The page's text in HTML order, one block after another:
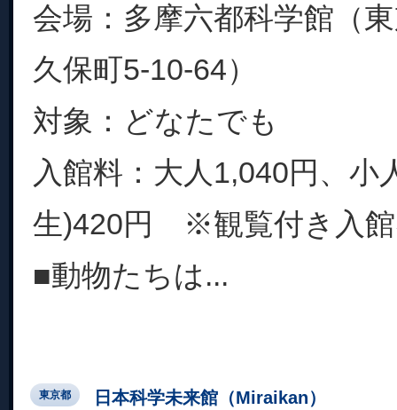
会場：多摩六都科学館（
久保町5-10-64）
対象：どなたでも
入館料：大人1,040円、小
生)420円 ※観覧付き入
■動物たちは...
東京都 日本科学未来館（Miraikan）